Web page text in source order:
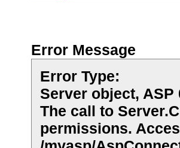
Error Message
Error Type:
Server object, ASP
The call to
permissions.